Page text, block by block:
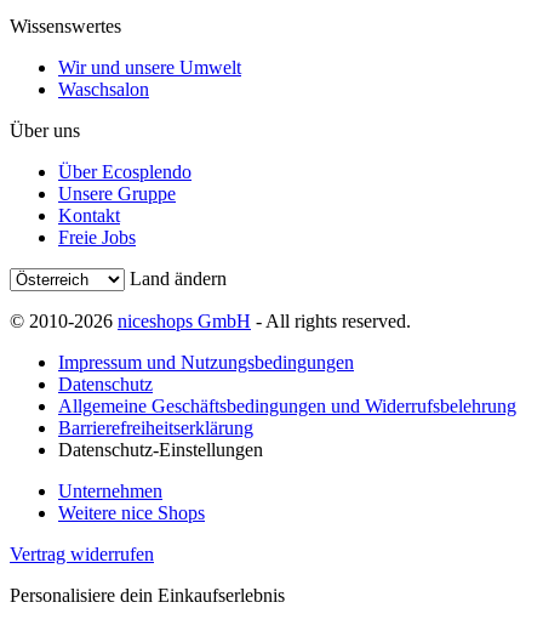
Wissenswertes
Wir und unsere Umwelt
Waschsalon
Über uns
Über Ecosplendo
Unsere Gruppe
Kontakt
Freie Jobs
Land ändern
© 2010-2026 niceshops GmbH - All rights reserved.
Impressum und Nutzungsbedingungen
Datenschutz
Allgemeine Geschäftsbedingungen und Widerrufsbelehrung
Barrierefreiheitserklärung
Datenschutz-Einstellungen
Unternehmen
Weitere nice Shops
Vertrag widerrufen
Personalisiere dein Einkaufserlebnis